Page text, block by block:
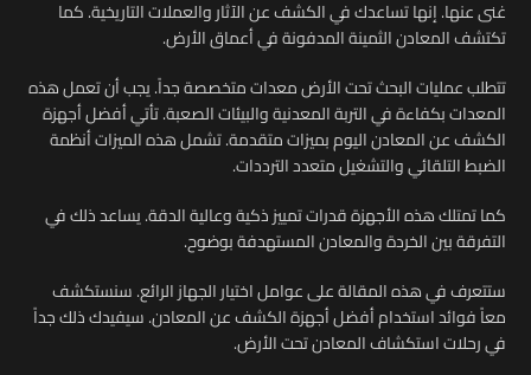
غنى عنها. إنها تساعدك في الكشف عن الآثار والعملات التاريخية. كما
تكتشف المعادن الثمينة المدفونة في أعماق الأرض.
تتطلب عمليات البحث تحت الأرض معدات متخصصة جداً. يجب أن تعمل هذه
المعدات بكفاءة في التربة المعدنية والبيئات الصعبة. تأتي أفضل أجهزة
الكشف عن المعادن اليوم بميزات متقدمة. تشمل هذه الميزات أنظمة
الضبط التلقائي والتشغيل متعدد الترددات.
كما تمتلك هذه الأجهزة قدرات تمييز ذكية وعالية الدقة. يساعد ذلك في
التفرقة بين الخردة والمعادن المستهدفة بوضوح.
ستتعرف في هذه المقالة على عوامل اختيار الجهاز الرائع. سنستكشف
معاً فوائد استخدام أفضل أجهزة الكشف عن المعادن. سيفيدك ذلك جداً
في رحلات استكشاف المعادن تحت الأرض.